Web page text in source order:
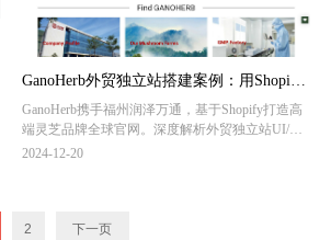
GanoHerb外贸独立站搭建案例：用Shopify
打造高端灵芝品牌全球官网
GanoHerb携手福州润泽万通，基于Shopify打造高
端灵芝品牌全球官网。深度解析外贸独立站UI/UX
设计、产品展示系统、多语言SEO优化全流程。
2024-12-20
2 下一页